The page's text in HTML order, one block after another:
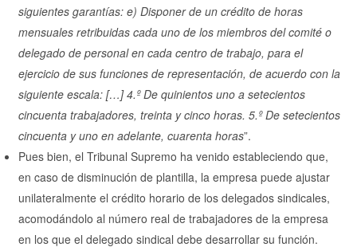
siguientes garantías: e) Disponer de un crédito de horas
mensuales retribuidas cada uno de los miembros del comité o
delegado de personal en cada centro de trabajo, para el
ejercicio de sus funciones de representación, de acuerdo con la
siguiente escala: […] 4.º De quinientos uno a setecientos
cincuenta trabajadores, treinta y cinco horas. 5.º De setecientos
cincuenta y uno en adelante, cuarenta horas”.
Pues bien, el Tribunal Supremo ha venido estableciendo que,
en caso de disminución de plantilla, la empresa puede ajustar
unilateralmente el crédito horario de los delegados sindicales,
acomodándolo al número real de trabajadores de la empresa
en los que el delegado sindical debe desarrollar su función.